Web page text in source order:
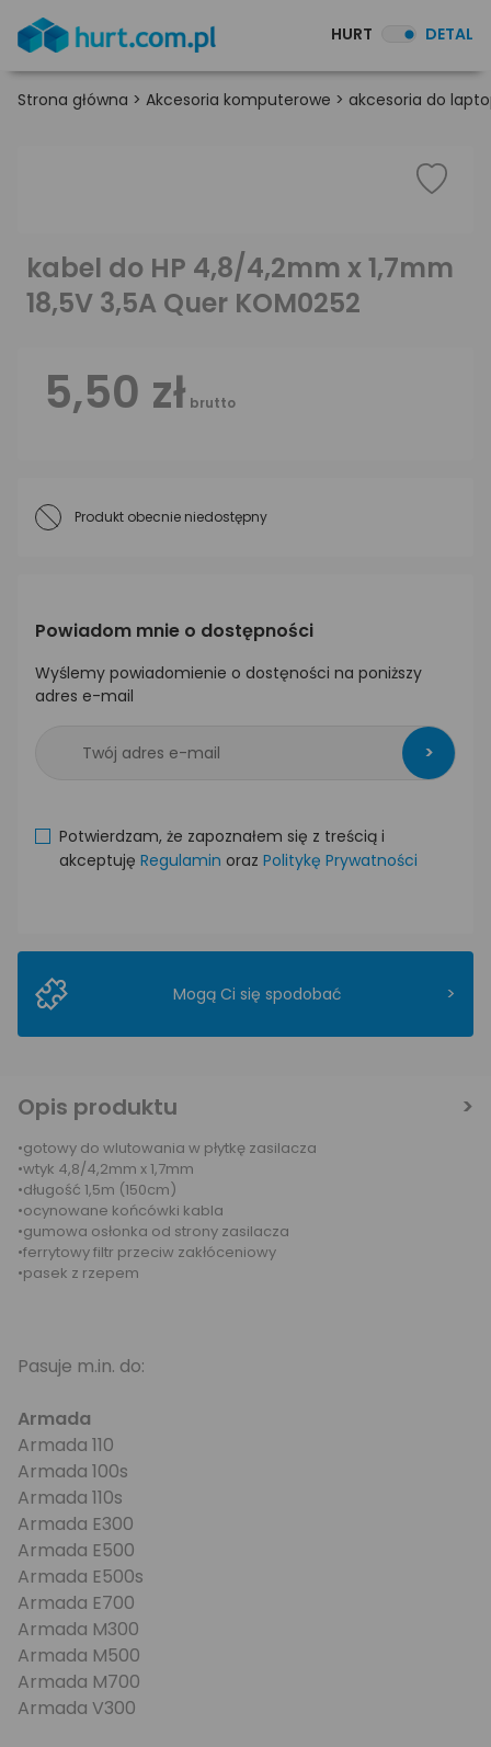
HURT DETAL
Strona główna > Akcesoria komputerowe > akcesoria do
kabel do HP 4,8/4,2mm x 1,7mm
18,5V 3,5A Quer KOM0252
5,50 zł brutto
Produkt obecnie niedostępny
Powiadom mnie o dostępności
Wyślemy powiadomienie o dostęności na poniższy
adres e-mail
>
Potwierdzam, że zapoznałem się z treścią i
akceptuję Regulamin oraz Politykę Prywatności
Mogą Ci się spodobać >
Opis produktu
•gotowy do wlutowania w płytkę zasilacza
•wtyk 4,8/4,2mm x 1,7mm
•długość 1,5m (150cm)
•ocynowane końcówki kabla
•gumowa osłonka od strony zasilacza
•ferrytowy filtr przeciw zakłóceniowy
•pasek z rzepem
Pasuje m.in. do:
Armada
Armada 110
Armada 100s
Armada 110s
Armada E300
Armada E500
Armada E500s
Armada E700
Armada M300
Armada M500
Armada M700
Armada V300